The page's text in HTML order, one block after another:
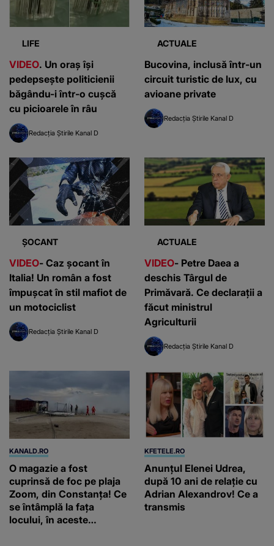
LIFE
VIDEO. Un oraș își
pedepsește politicienii
băgându-i într-o cușcă
cu picioarele în râu
Redacția Știrile Kanal D
ACTUALE
Bucovina, inclusă într-un
circuit turistic de lux, cu
avioane private
Redacția Știrile Kanal D
ȘOCANT
VIDEO- Caz șocant în
Italia! Un român a fost
împușcat în stil mafiot de
un motociclist
Redacția Știrile Kanal D
ACTUALE
VIDEO- Petre Daea a
deschis Târgul de
Primăvară. Ce declarații a
făcut ministrul
Agriculturii
Redacția Știrile Kanal D
KANALD.RO
O magazie a fost
cuprinsă de foc pe plaja
Zoom, din Constanța! Ce
se întâmplă la fața
locului, în aceste
KFETELE.RO
Anunțul Elenei Udrea,
după 10 ani de relație cu
Adrian Alexandrov! Ce a
transmis